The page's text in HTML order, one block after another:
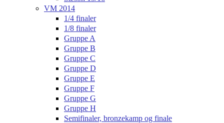
VM 2014
1/4 finaler
1/8 finaler
Gruppe A
Gruppe B
Gruppe C
Gruppe D
Gruppe E
Gruppe F
Gruppe G
Gruppe H
Semifinaler, bronzekamp og finale